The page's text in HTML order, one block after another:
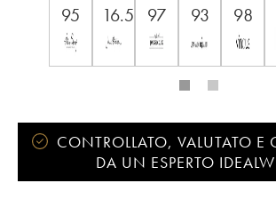
95 16.5 97 93 98
CONTROLLATO, VALUTATO E
DA UN ESPERTO